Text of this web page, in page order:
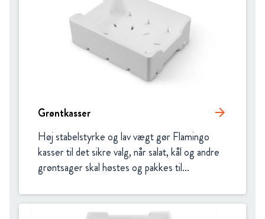
Grøntkasser arrow_forward
Høj stabelstyrke og lav vægt gør Flamingo
kasser til det sikre valg, når salat, kål og andre
grøntsager skal høstes og pakkes til...